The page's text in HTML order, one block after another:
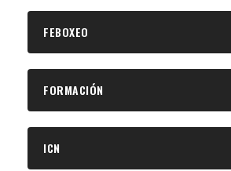
FEBOXEO
FORMACIÓN
ICN